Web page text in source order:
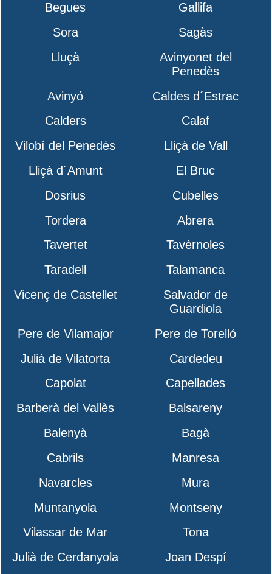
Begues
Gallifa
Sora
Sagàs
Lluçà
Avinyonet del
Penedès
Avinyó
Caldes d´Estrac
Calders
Calaf
Vilobí del Penedès
Lliçà de Vall
Lliçà d´Amunt
El Bruc
Dosrius
Cubelles
Tordera
Abrera
Tavertet
Tavèrnoles
Taradell
Talamanca
Vicenç de Castellet
Salvador de
Guardiola
Pere de Vilamajor
Pere de Torelló
Julià de Vilatorta
Cardedeu
Capolat
Capellades
Barberà del Vallès
Balsareny
Balenyà
Bagà
Cabrils
Manresa
Navarcles
Mura
Muntanyola
Montseny
Vilassar de Mar
Tona
Julià de Cerdanyola
Joan Despí